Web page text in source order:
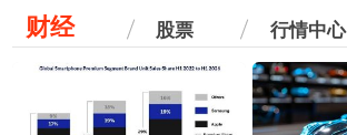
财经 股票 行情中心